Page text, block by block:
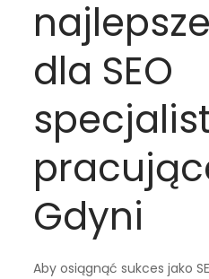
dla SEO
Gdyni
Aby osiągnąć sukces jako